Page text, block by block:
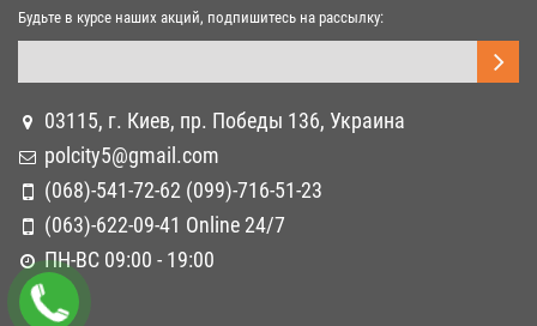
Будьте в курсе наших акций, подпишитесь на рассылку:
03115, г. Киев, пр. Победы 136, Украина
polcity5@gmail.com
(068)-541-72-62 (099)-716-51-23
(063)-622-09-41 Online 24/7
ПН-ВС 09:00 - 19:00